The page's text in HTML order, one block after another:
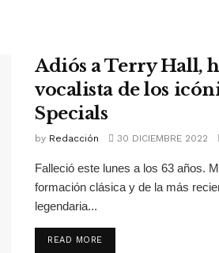
Adiós a Terry Hall,
vocalista de los
Specials
by Redacción 30 DICIEMBRE 2022
Falleció este lunes a los 63 años.
formación clásica y de la más
legendaria...
READ MORE